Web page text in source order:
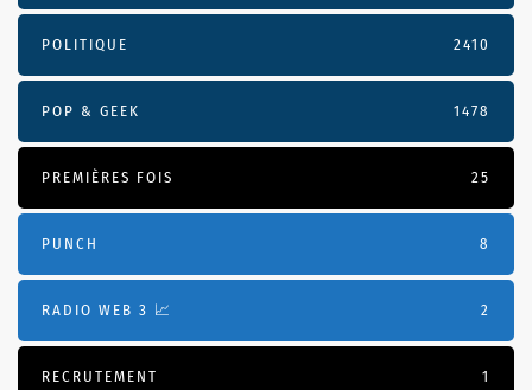
POLITIQUE 2410
POP & GEEK 1478
PREMIÈRES FOIS 25
PUNCH 8
RADIO WEB 3 📈 2
RECRUTEMENT 1